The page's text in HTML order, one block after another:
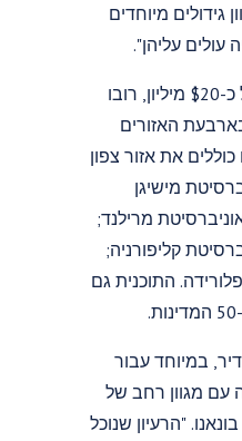
גידולים מיוחדים
עולים עליהן".
ל-IR-4 תקציב שנתי של כ-$20 מיליון, רובו
האזורים
את אזור צפון
מישיגן
מרילנד;
קליפורניה;
התוכנית גם
במיוחד עבור
עם מגוון רחב של
"הרעיון שנוכל